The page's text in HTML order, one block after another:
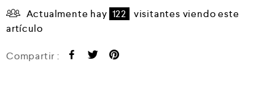
Actualmente hay 122
visitantes viendo este
artículo
Compartir :